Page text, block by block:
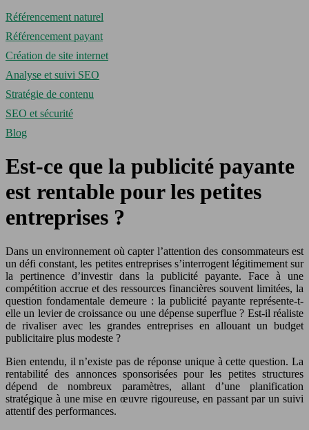
Référencement naturel
Référencement payant
Création de site internet
Analyse et suivi SEO
Stratégie de contenu
SEO et sécurité
Blog
Est-ce que la publicité payante
est rentable pour les petites
entreprises ?
Dans un environnement où capter l’attention des consommateurs est
un défi constant, les petites entreprises s’interrogent légitimement sur
la pertinence d’investir dans la publicité payante. Face à une
compétition accrue et des ressources financières souvent limitées, la
question fondamentale demeure : la publicité payante représente-t-
elle un levier de croissance ou une dépense superflue ? Est-il réaliste
de rivaliser avec les grandes entreprises en allouant un budget
publicitaire plus modeste ?
Bien entendu, il n’existe pas de réponse unique à cette question. La
rentabilité des annonces sponsorisées pour les petites structures
dépend de nombreux paramètres, allant d’une planification
stratégique à une mise en œuvre rigoureuse, en passant par un suivi
attentif des performances.